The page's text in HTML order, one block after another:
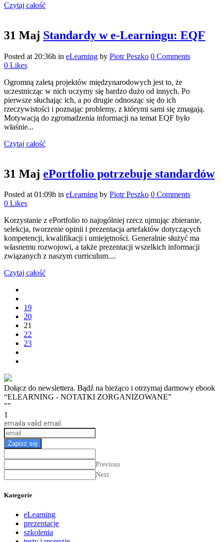
Czytaj całość
31 Maj Standardy w e-Learningu: EQF
Posted at 20:36h in eLearning by Piotr Peszko 0 Comments
0 Likes
Ogromną zaletą projektów międzynarodowych jest to, że
uczestnicząc w nich uczymy się bardzo dużo od innych. Po
pierwsze słuchając ich, a po drugie odnosząc się do ich
rzeczywistości i poznając problemy, z którymi sami się zmagają.
Motywacją do zgromadzenia informacji na temat EQF było
właśnie...
Czytaj całość
31 Maj ePortfolio potrzebuje standardów
Posted at 01:09h in eLearning by Piotr Peszko 0 Comments
0 Likes
Korzystanie z ePortfolio to najogólniej rzecz ujmując zbieranie,
selekcja, tworzenie opinii i prezentacja artefaktów dotyczących
kompetencji, kwalifikacji i umiejętności. Generalnie służyć ma
własnemu rozwojowi, a także prezentacji wszelkich informacji
związanych z naszym curriculum....
Czytaj całość
19
20
21
22
23
Dołącz do newslettera. Bądź na bieżąco i otrzymaj darmowy ebook
“ELEARNING - NOTATKI ZORGANIZOWANE”
""
1
emaila valid email
Zapisz się
Previous
Next
Kategorie
eLearning
prezentacje
szkolenia